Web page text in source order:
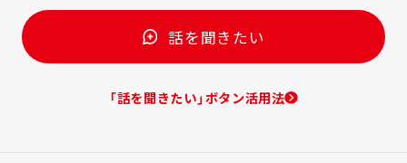
話を聞きたい
「話を聞きたい」ボタン活用法